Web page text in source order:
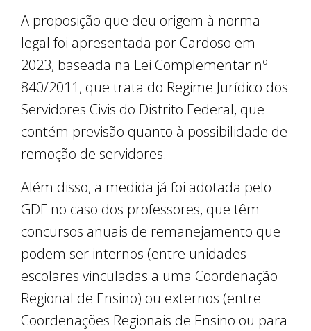
A proposição que deu origem à norma
legal foi apresentada por Cardoso em
2023, baseada na Lei Complementar nº
840/2011, que trata do Regime Jurídico dos
Servidores Civis do Distrito Federal, que
contém previsão quanto à possibilidade de
remoção de servidores.
Além disso, a medida já foi adotada pelo
GDF no caso dos professores, que têm
concursos anuais de remanejamento que
podem ser internos (entre unidades
escolares vinculadas a uma Coordenação
Regional de Ensino) ou externos (entre
Coordenações Regionais de Ensino ou para